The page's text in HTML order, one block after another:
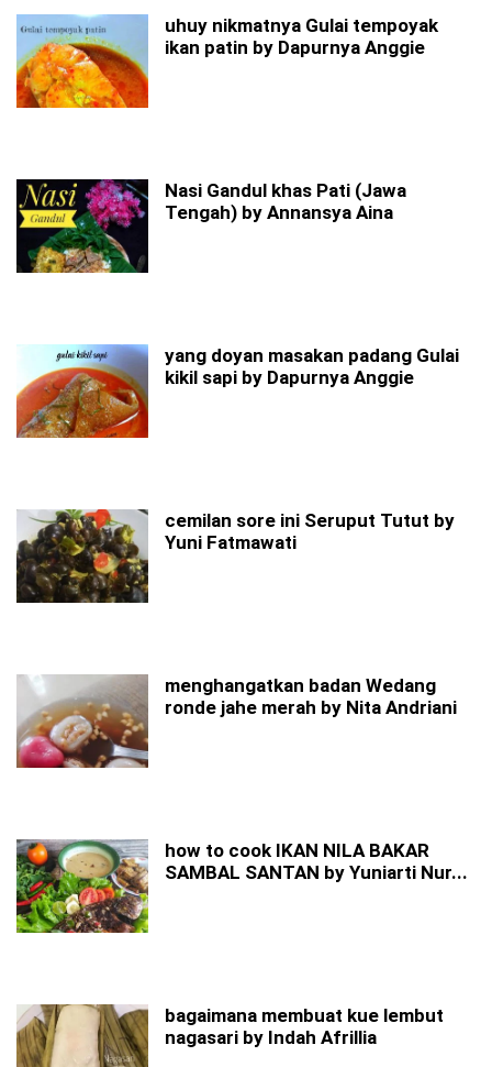
uhuy nikmatnya Gulai tempoyak
ikan patin by Dapurnya Anggie
Nasi Gandul khas Pati (Jawa
Tengah) by Annansya Aina
yang doyan masakan padang Gulai
kikil sapi by Dapurnya Anggie
cemilan sore ini Seruput Tutut by
Yuni Fatmawati
menghangatkan badan Wedang
ronde jahe merah by Nita Andriani
how to cook IKAN NILA BAKAR
SAMBAL SANTAN by Yuniarti Nur...
bagaimana membuat kue lembut
nagasari by Indah Afrillia